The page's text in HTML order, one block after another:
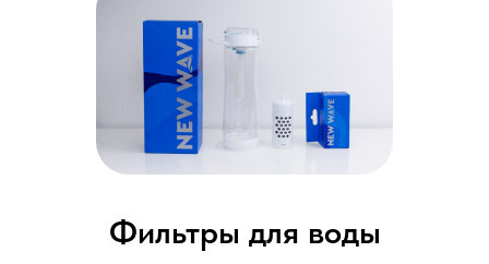
Фильтры для воды